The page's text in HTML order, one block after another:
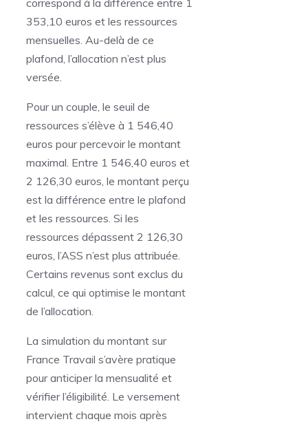
correspond à la différence entre 1
353,10 euros et les ressources
mensuelles. Au-delà de ce
plafond, l’allocation n’est plus
versée.
Pour un couple, le seuil de
ressources s’élève à 1 546,40
euros pour percevoir le montant
maximal. Entre 1 546,40 euros et
2 126,30 euros, le montant perçu
est la différence entre le plafond
et les ressources. Si les
ressources dépassent 2 126,30
euros, l’ASS n’est plus attribuée.
Certains revenus sont exclus du
calcul, ce qui optimise le montant
de l’allocation.
La simulation du montant sur
France Travail s’avère pratique
pour anticiper la mensualité et
vérifier l’éligibilité. Le versement
intervient chaque mois après